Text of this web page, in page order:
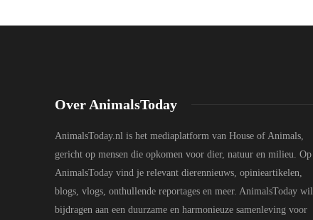
Over AnimalsToday
AnimalsToday.nl is het mediaplatform van House of Animals,
gericht op mensen die opkomen voor dier, natuur en milieu. Op
AnimalsToday vind je relevant dierennieuws, opinieartikelen,
blogs, vlogs, onthullende reportages en meer. AnimalsToday wil
bijdragen aan een duurzame en harmonieuze samenleving voor